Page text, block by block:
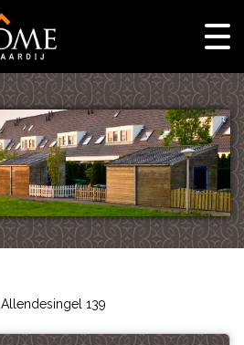
Allendesingel 139